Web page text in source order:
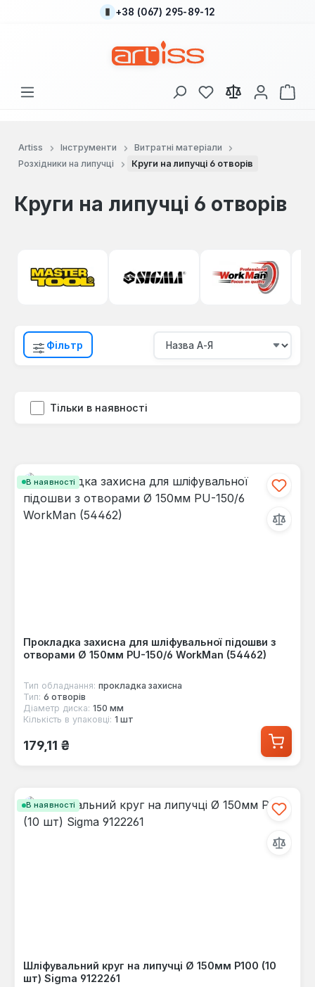
Перейти до основного вмісту
+38 (067) 295-89-12
У вас є 0 у списку
Artiss Інструменти
Витратні матеріали
Розхідники на липучці
Круги на липучці 6 отворів
Круги на липучці 6 отворів
Фільтр
Тільки в наявності
В наявності
Прокладка захисна для шліфувальної підошви з
отворами Ø 150мм PU-150/6 WorkMan (54462)
Тип обладнання: прокладка захисна
Тип: 6 отворів
Діаметр диска: 150 мм
Кількість в упаковці: 1 шт
Звичайна ціна:
179,11 ₴
В наявності
Шліфувальний круг на липучці Ø 150мм P100 (10
шт) Sigma 9122261